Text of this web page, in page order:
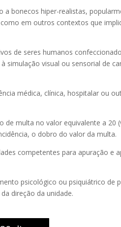
bonecos hiper-realistas,
em outros contextos que
de seres humanos
visual ou sensorial de
médica, clínica, hospitalar ou
multa no valor equivalente a 20
o dobro do valor da multa.
competentes para apuração e
psicológico ou psiquiátrico de
direção da unidade.